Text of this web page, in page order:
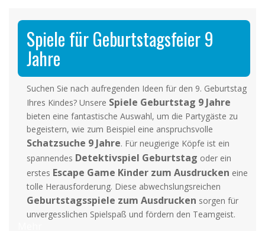
Spiele für Geburtstagsfeier 9
Jahre
Suchen Sie nach aufregenden Ideen für den 9. Geburtstag
Ihres Kindes? Unsere Spiele Geburtstag 9 Jahre
bieten eine fantastische Auswahl, um die Partygäste zu
begeistern, wie zum Beispiel eine anspruchsvolle
Schatzsuche 9 Jahre. Für neugierige Köpfe ist ein
spannendes Detektivspiel Geburtstag oder ein
erstes Escape Game Kinder zum Ausdrucken eine
tolle Herausforderung. Diese abwechslungsreichen
Geburtstagsspiele zum Ausdrucken sorgen für
unvergesslichen Spielspaß und fördern den Teamgeist.